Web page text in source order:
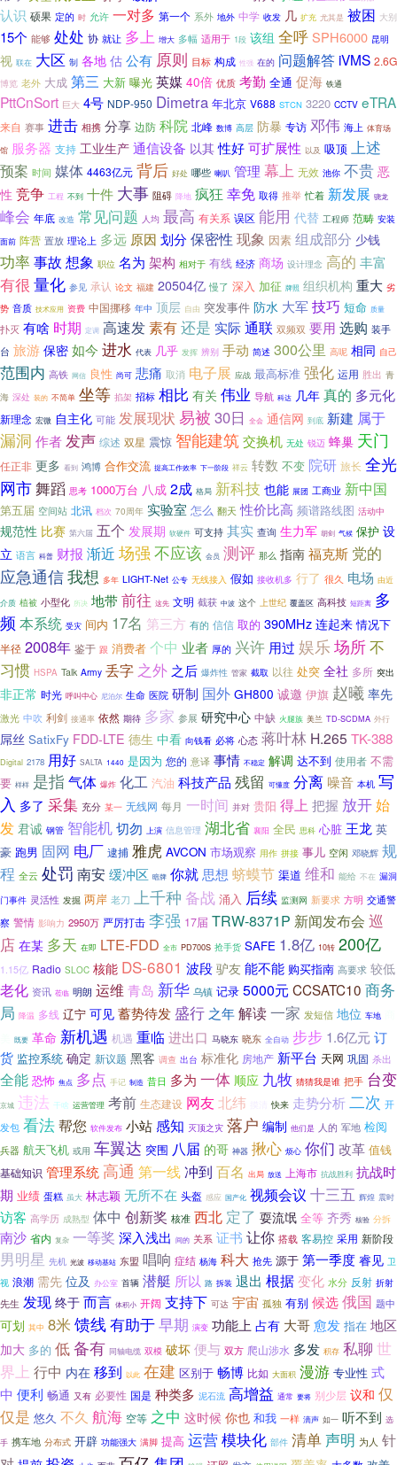
认识 硕果 定的 时 允许 一对多 第一个 系外 地外 中学 收发 几 扩充 尤其是 被困 大别
15个 能够 处处 协 就让 多上 增大 多幅 适用于 1段 该组 全呼SPH6000 昆明
视 联在 大区 制 各地 估 公有 原则 目标 构成 性强 在的 问题解答 iVMS 2.6G
博览 老外 大成 第三 大新 曝光 英媒 40倍 优质 考勤 全通 促海 铁通
PttCnSort 巨大 4号 NDP-950 Dimetra 年北京 V688 STCN 3220 CCTV eTRA
来自 赛事 进击 相携 分享 边防 科院 北峰 数博 高层 防暴 专访 邓伟 海上 体育场
馆 服务器 支持 工业生产 通信设备 以其 性好可扩展性 以及 吸顶 上述
预案 时间 媒体 4463亿元 背后 好处 哪些 喇叭 管理 幕上 无效 池你 不贵 恶
性 竞争 工程 不到 十件 大事 阻碍 降地 疯狂 幸免 取得 推举 忙着 新发展 骁龙
峰会 年底 改造 常见问题 人均 最高 有关系 误区 能用 代替 工程师 范畴 安装
面前 阵营 置放 理论上 多远 原因 划分保密性 现象 因素 组成部分 少钱
功率事故 想象 职位 名为 架构 相对于 有线 经济 商场 设计理念 高的 丰富
有很 量化 参见 承认 论文 福建 20504亿 慢了 深入 加征 牌照 组织机构 重大 劣
势 音质 技术应用 资费 中国挪移 年中 顶层 自由 突发事件 防水 大军技巧 短命 质量
扑灭 有啥 时期 定调 高速发素有还是 实际通联 双频双 要用 选购 装手
台 旅游 保密 如今 进水 代表 几乎 发挥 辨别 手动 简述 300公里 高呢 相同 自己
范围内 高铁 网信 良性 尚可 悲痛 取消 电子展 应战 最高标准 强化 运用 胜出 青
海 深处 装的 不简单 坐等 掐架 招标 相比 有关 伟业 导航 科达 几年 真的 多元化
新理念 宏微 自主化 可能 发展现状 易被 30日 全会 通信网 到底 新建 属于
漏洞 作者发声 综述 双星 震惊 智能建筑交换机 无处 锐迈 蜂巢 天门
任正非 更多 看到 鸿博 合作交流 提高工作效率 下一阶段 祥云 转数 不变 院研 旅长 全光
网市舞蹈 思考 1000万台 八成 2成 格局 新科技 也能 展团 工商业 新中国
第五届 空间站 北讯 档次 70周年 实验室 怎么 翻天 性价比高 频谱路线图 活动中
规范性 比赛 第六届 五个 发展期 软硬件 可支持 其实 查询 生力军 胡剑 气候 保护 设
立 语言 科普 财报 渐近 场强 不应该 会员 测评 那么 指南 福克斯 党的
应急通信我想 多年 LIGHT-Net 公专 无线接入 假如 接收机多 行了 很久 电场 由近
介质 植被 小型化 所决 地带前往 这先 文明 截获 中波 这个 上世纪 覆盖区 高科技 短距离 多
频 本系统 受灾 间内 17名 第三方 有的 信信 取的 390MHz 连起来 情况下
半径 2008年 鉴于 跟 消费者 个中 业者 厚的 兴许 用过 娱乐场所不
习惯 HSPA Talk Army 丢字 之外 之后 爆炸性 管家 截取 以往 处突 全社 多所 突出
非正常 时光 呼叫中心 尼泊尔 生命 医院 研制 国外 GH800 诚邀 伊旗 赵曦 率先
激光 中吹 利剑 接通率 依然 期待 多家 参展 研究中心 中缺 火腿族 美兰 TD-SCDMA 外行
屌丝 SatixFy FDD-LTE 德生 中看 向钱看 必将 心态 蒋叶林 H.265 TK-388
Digital 2178 用好 SALTA 1440 是因为 您的 意译 事情 不稳定 解调 达不到 使用者 不需
要 样样 是指 气体 爆炸 化工 汽油 科技产品 残留 可懂度 分离 噪音 本机 写
入 多了 采集 充分 某一 无线网 每月 一时间 并对 贵阳 得上 把握 放开始
发 君诚 钢管 智能机切勿 上演 信息管理 湖北省 襄阳 全民 思科 心脏 王龙 英
豪 跑男 固网 电厂 逮捕 雅虎 AVCON 市场观察 用作 拼接 事儿 空闲 邓晓辉 规
程 全云 处罚 南安缓冲区 暗牌 你就 思想 蛴蟆节 渠道 维和 能给 不在 漏洞
门事件 灵活性 发掘 两岸 老刀 上千种 备战 涌入 后续 监测网 新要求 方明 交通警
察 警情 影响力 2950万 严厉打击 李强 17届 TRW-8371P 新闻发布会 巡
店 在某 多天 在即 LTE-FDD 全市 PD700S 抢手货 SAFE 1.8亿 10转 200亿
1.15亿 Radio SLOC 核能 DS-6801 波段 驴友 能不能 购买指南 高要求 较低
老化 资讯 莅临 明朗 运维 青岛 新华 乌镇 记录 5000元 CCSATC10 商务
局 降温 多线 辽宁 可见蓄势待发 盛行 之年解读一家 发短信 地位 车地
既要 革命 新机遇 机遇 重临 进出口 马晓东 晓东 全自动 步步 1.6亿元 订
货 监控系统 确定 新议题 黑客 调查 出台 标准化 房地产 新平台 天网 巩固 杀出
全能 恐怖 焦点 多点 手记 制造 昔日 多为 一体 顺应 九牧 猜猜我是谁 把手 台变
京城 违法 干啥 运营管理 考前 生态建设 网友 北纬 快来 走势分析二次 开
发包 看法帮您 软件发布 小站感知 灭顶之灾 落户 编制 他们是 人的 军地 检阅
兵器 航天飞机 或用 车翼达 突围 八届 的哥 神器 揪心 烦心 你们 改革 值钱
基础知识 管理系统 高通 第一线冲到 百名 出局 放送 上海市 抗战胜利 抗战时
期 业绩 蛋糕 虽大 林志颖 无所不在 头盔 感应 国产化 视频会议 十三五 辉煌 震时
访客 高学历 成熟型 体中 创新奖 核准 西北 定了 耍流氓 全等 齐秀 核验 分拆
南沙 省内 复杂 一等奖 深入浅出 间的 关系 证书 让你 搭载 客易控 采用 新阶段
男明星 先机 光波 移动基站 东盟 唱响 症结 杨海 科大 抢先 源于 第一季度睿见 卫
视 浪潮 需先 位及 办公室 首辆 潜艇 所以 路 拆装 退出 根据变化 水分 反射 折射
先生 发现 终于 而言 体积小 开阔 支持下 可达 宇宙 孤独 有别 候选俄国 题中
可划 其中 8米 馈线有助于早期 演变 功能上 占有 大哥愈发 指在 地区
加大 多的 低备有 同轴电缆 双模 破坏 便与 双方 爬山涉水 多发 积存 私聊 世
界上 行中 内在 移到 以此 在建 区别于 畅博 比如 大面积 漫游 专业性 式
中 便利 畅通 又有 必要性 国是 种类多 泥石流 高增益 通常 要将 别少层 议和 仅
仅是 悠久 不久 航海 空等 之中 这时候 你也 和我 一样 滴声 如一 听不到 选
手 携车地 分布式 开辟 功能强大 满脚 提高 运营模块化 部件 清单声明 为人 针